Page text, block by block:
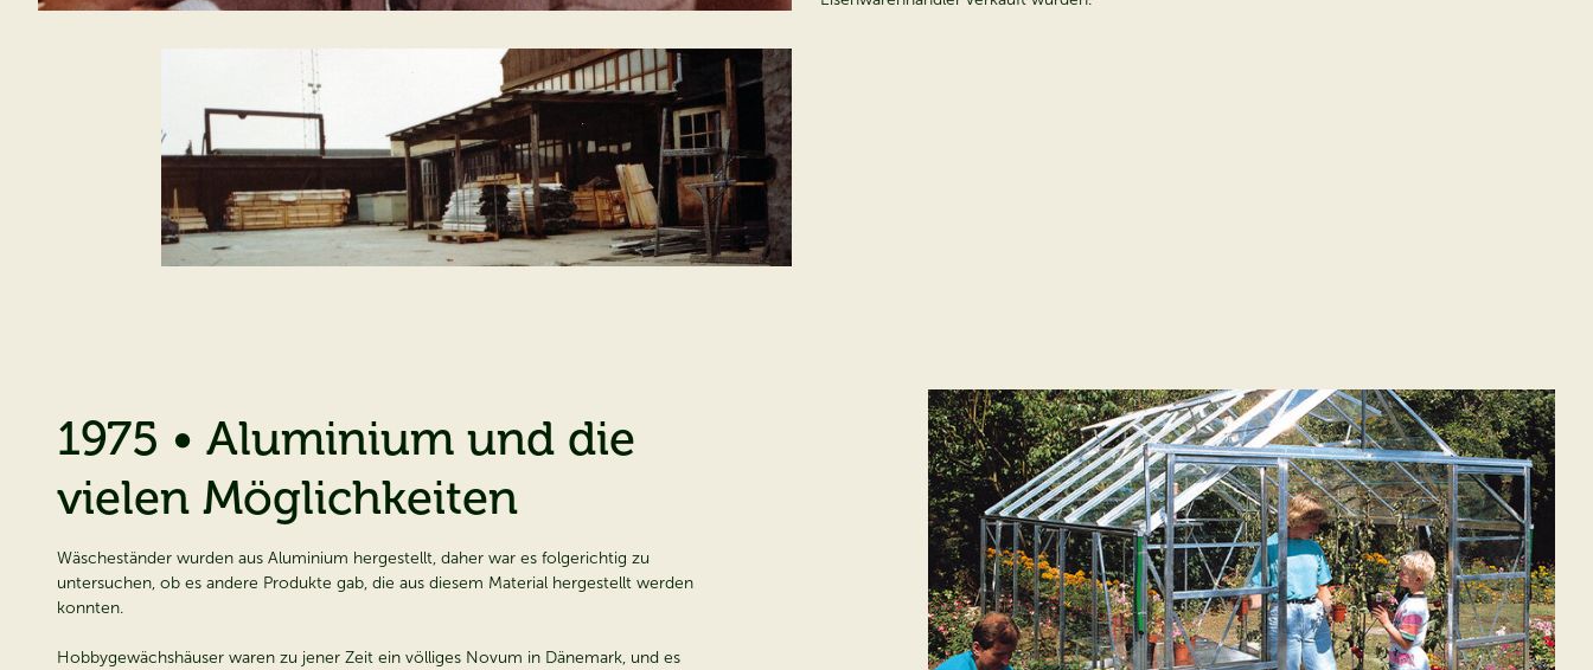
1975 • Aluminium und die
vielen Möglichkeiten
Wäscheständer wurden aus Aluminium hergestellt, daher war es folgerichtig zu
untersuchen, ob es andere Produkte gab, die aus diesem Material hergestellt werden
konnten.
Hobbygewächshäuser waren zu jener Zeit ein völliges Novum in Dänemark, und es